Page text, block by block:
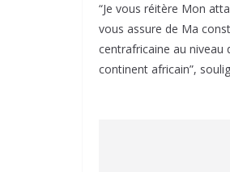
“Je vous réitère Mon
vous assure de Ma
centrafricaine au niveau
continent africain”,